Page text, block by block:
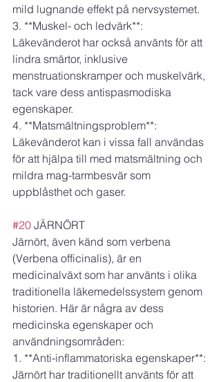
mild lugnande effekt på nervsystemet.
3. **Muskel- och ledvärk**:
Läkevänderot har också använts för att
lindra smärtor, inklusive
menstruationskramper och muskelvärk,
tack vare dess antispasmodiska
egenskaper.
4. **Matsmältningsproblem**:
Läkevänderot kan i vissa fall användas
för att hjälpa till med matsmältning och
mildra mag-tarmbesvär som
uppblåsthet och gaser.
#20 JÄRNÖRT
Järnört, även känd som verbena
(Verbena officinalis), är en
medicinalväxt som har använts i olika
traditionella läkemedelssystem genom
historien. Här är några av dess
medicinska egenskaper och
användningsområden:
1. **Anti-inflammatoriska egenskaper**:
Järnört har traditionellt använts för att